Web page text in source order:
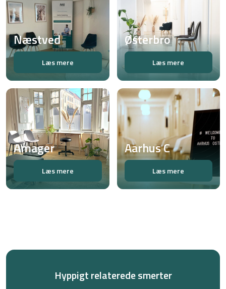
Næstved
Læs mere
Østerbro
Læs mere
Amager
Læs mere
Aarhus C
Læs mere
Hyppigt relaterede smerter